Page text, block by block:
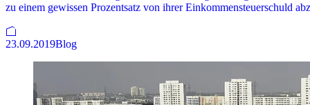
zu einem gewissen Prozentsatz von ihrer Einkommensteuerschuld
23.09.2019Blog